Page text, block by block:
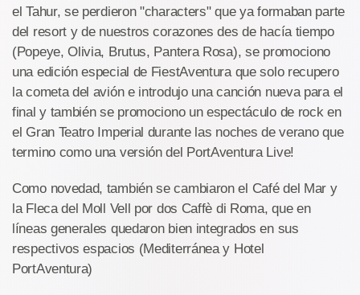
el Tahur, se perdieron "characters" que ya formaban parte
del resort y de nuestros corazones des de hacía tiempo
(Popeye, Olivia, Brutus, Pantera Rosa), se promociono
una edición especial de FiestAventura que solo recupero
la cometa del avión e introdujo una canción nueva para el
final y también se promociono un espectáculo de rock en
el Gran Teatro Imperial durante las noches de verano que
termino como una versión del PortAventura Live!
Como novedad, también se cambiaron el Café del Mar y
la Fleca del Moll Vell por dos Caffè di Roma, que en
líneas generales quedaron bien integrados en sus
respectivos espacios (Mediterránea y Hotel
PortAventura)